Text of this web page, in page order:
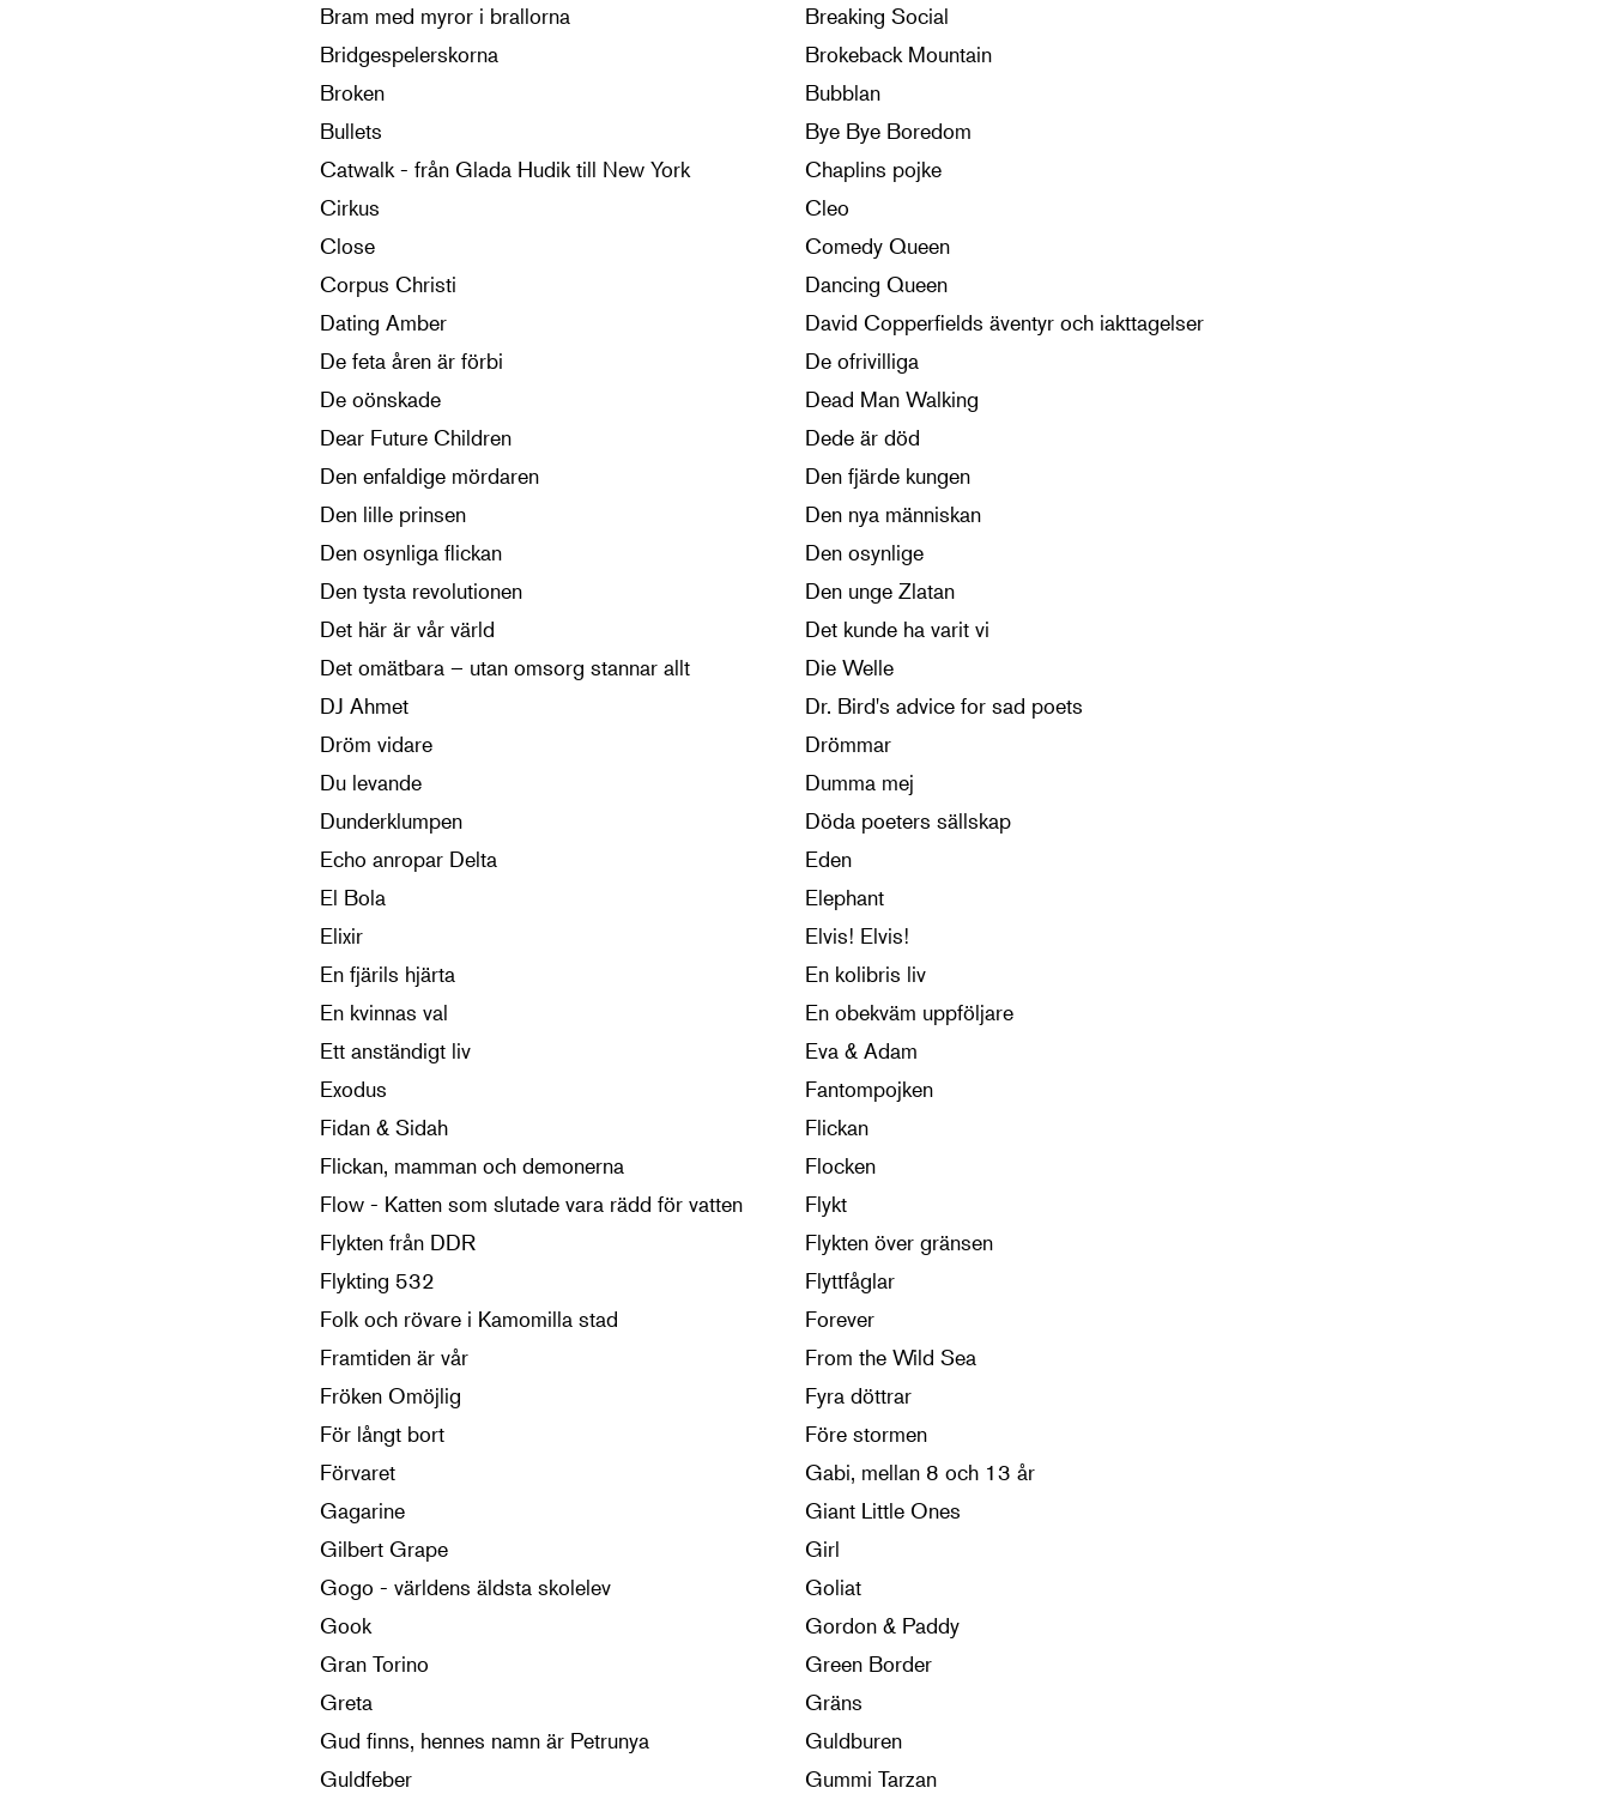
Bram med myror i brallorna
Breaking Social
Bridgespelerskorna
Brokeback Mountain
Broken
Bubblan
Bullets
Bye Bye Boredom
Catwalk - från Glada Hudik till New York
Chaplins pojke
Cirkus
Cleo
Close
Comedy Queen
Corpus Christi
Dancing Queen
Dating Amber
David Copperfields äventyr och iakttagelser
De feta åren är förbi
De ofrivilliga
De oönskade
Dead Man Walking
Dear Future Children
Dede är död
Den enfaldige mördaren
Den fjärde kungen
Den lille prinsen
Den nya människan
Den osynliga flickan
Den osynlige
Den tysta revolutionen
Den unge Zlatan
Det här är vår värld
Det kunde ha varit vi
Det omätbara – utan omsorg stannar allt
Die Welle
DJ Ahmet
Dr. Bird's advice for sad poets
Dröm vidare
Drömmar
Du levande
Dumma mej
Dunderklumpen
Döda poeters sällskap
Echo anropar Delta
Eden
El Bola
Elephant
Elixir
Elvis! Elvis!
En fjärils hjärta
En kolibris liv
En kvinnas val
En obekväm uppföljare
Ett anständigt liv
Eva & Adam
Exodus
Fantompojken
Fidan & Sidah
Flickan
Flickan, mamman och demonerna
Flocken
Flow - Katten som slutade vara rädd för vatten
Flykt
Flykten från DDR
Flykten över gränsen
Flykting 532
Flyttfåglar
Folk och rövare i Kamomilla stad
Forever
Framtiden är vår
From the Wild Sea
Fröken Omöjlig
Fyra döttrar
För långt bort
Före stormen
Förvaret
Gabi, mellan 8 och 13 år
Gagarine
Giant Little Ones
Gilbert Grape
Girl
Gogo - världens äldsta skolelev
Goliat
Gook
Gordon & Paddy
Gran Torino
Green Border
Greta
Gräns
Gud finns, hennes namn är Petrunya
Guldburen
Guldfeber
Gummi Tarzan